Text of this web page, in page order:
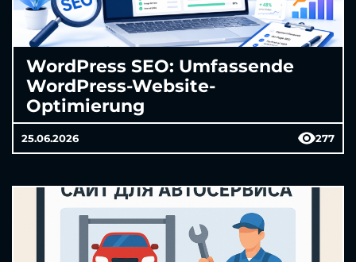
WordPress SEO: Umfassende
WordPress-Website-
Optimierung
25.06.2026 277